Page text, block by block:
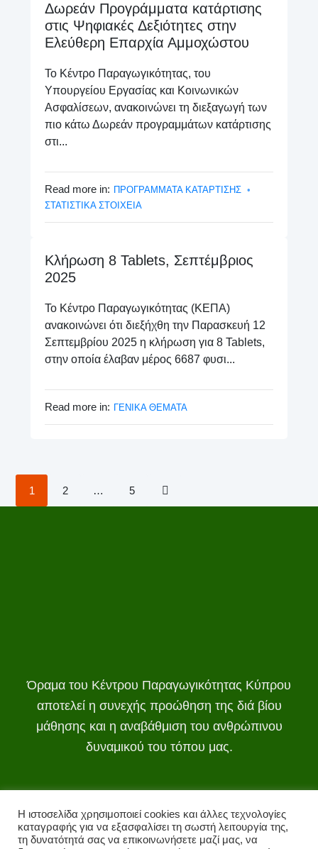
Δωρεάν Προγράμματα κατάρτισης
στις Ψηφιακές Δεξιότητες στην
Ελεύθερη Επαρχία Αμμοχώστου
Το Κέντρο Παραγωγικότητας, του
Υπουργείου Εργασίας και Κοινωνικών
Ασφαλίσεων, ανακοινώνει τη διεξαγωγή των
πιο κάτω Δωρεάν προγραμμάτων κατάρτισης
στι...
Read more in: ΠΡΟΓΡΑΜΜΑΤΑ ΚΑΤΑΡΤΙΣΗΣ
ΣΤΑΤΙΣΤΙΚΑ ΣΤΟΙΧΕΙΑ
Κλήρωση 8 Tablets, Σεπτέμβριος
2025
Το Κέντρο Παραγωγικότητας (ΚΕΠΑ)
ανακοινώνει ότι διεξήχθη την Παρασκευή 12
Σεπτεμβρίου 2025 η κλήρωση για 8 Tablets,
στην οποία έλαβαν μέρος 6687 φυσι...
Read more in: ΓΕΝΙΚΑ ΘΕΜΑΤΑ
1 2 … 5
Όραμα του Κέντρου Παραγωγικότητας Κύπρου
αποτελεί η συνεχής προώθηση της διά βίου
μάθησης και η αναβάθμιση του ανθρώπινου
δυναμικού του τόπου μας.
Η ιστοσελίδα χρησιμοποιεί cookies και άλλες τεχνολογίες
καταγραφής για να εξασφαλίσει τη σωστή λειτουργία της,
τη δυνατότητά σας να επικοινωνήσετε μαζί μας, να